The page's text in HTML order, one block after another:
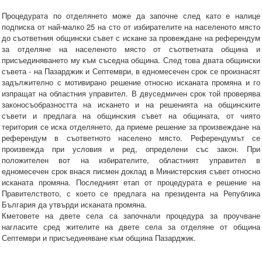
Процедурата по отделянето може да започне след като е налице
подписка от най-малко 25 на сто от избирателите на населеното място
до съответния общински съвет с искане за провеждане на референдум
за отделяне на населеното място от съответната община и
присъединяването му към съседна община. След това двата общински
съвета - на Пазарджик и Септември, в едномесечен срок се произнасят
задължително с мотивирано решение относно исканата промяна и го
изпращат на областния управител. В двуседмичен срок той проверява
законосъобразността на искането и на решенията на общинските
съвети и предлага на общинския съвет на общината, от чиято
територия се иска отделянето, да приеме решение за произвеждане на
референдум в съответното населено място. Референдумът се
произвежда при условия и ред, определени със закон. При
положителен вот на избирателите, областният управител в
едномесечен срок внася писмен доклад в Министерския съвет относно
исканата промяна. Последният етап от процедурата е решение на
Правителството, с което се предлага на президента на Република
България да утвърди исканата промяна.
Кметовете на двете села са започнали процедура за проучване
нагласите сред жителите на двете села за отделяне от община
Септември и присъединяване към община Пазарджик.